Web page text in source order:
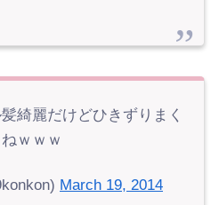
綺麗だけどひきずりまく
ｗｗｗ
March 19, 2014